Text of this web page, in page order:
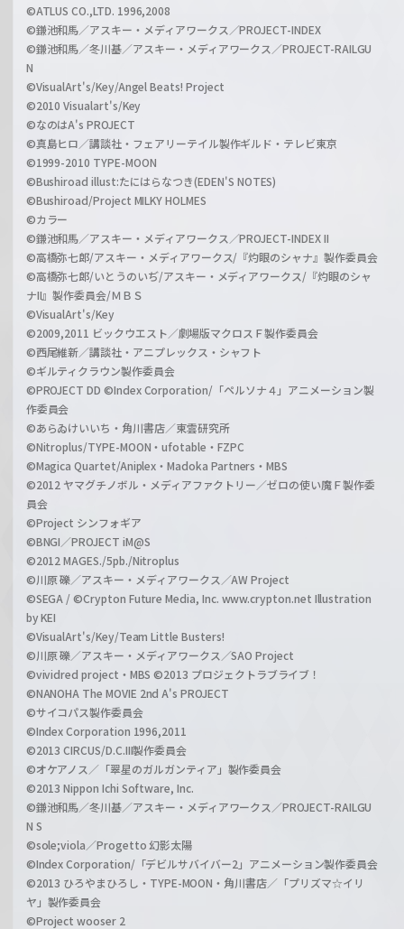
©ATLUS CO.,LTD. 1996,2008
©鎌池和馬／アスキー・メディアワークス／PROJECT-INDEX
©鎌池和馬／冬川基／アスキー・メディアワークス／PROJECT-RAILGU
N
©VisualArt's/Key/Angel Beats! Project
©2010 Visualart's/Key
©なのはA's PROJECT
©真島ヒロ／講談社・フェアリーテイル製作ギルド・テレビ東京
©1999-2010 TYPE-MOON
©Bushiroad illust:たにはらなつき(EDEN'S NOTES)
©Bushiroad/Project MILKY HOLMES
©カラー
©鎌池和馬／アスキー・メディアワークス／PROJECT-INDEX II
©高橋弥七郎/アスキー・メディアワークス/『灼眼のシャナ』製作委員会
©高橋弥七郎/いとうのいぢ/アスキー・メディアワークス/『灼眼のシャ
ナII』製作委員会/ＭＢＳ
©VisualArt's/Key
©2009,2011 ビックウエスト／劇場版マクロスＦ製作委員会
©西尾維新／講談社・アニプレックス・シャフト
©ギルティクラウン製作委員会
©PROJECT DD ©Index Corporation/「ペルソナ４」アニメーション製
作委員会
©あらゐけいいち・角川書店／東雲研究所
©Nitroplus/TYPE-MOON・ufotable・FZPC
©Magica Quartet/Aniplex・Madoka Partners・MBS
©2012 ヤマグチノボル・メディアファクトリー／ゼロの使い魔Ｆ製作委
員会
©Project シンフォギア
©BNGI／PROJECT iM@S
©2012 MAGES./5pb./Nitroplus
©川原 礫／アスキー・メディアワークス／AW Project
©SEGA / ©Crypton Future Media, Inc. www.crypton.net Illustration
by KEI
©VisualArt's/Key/Team Little Busters!
©川原 礫／アスキー・メディアワークス／SAO Project
©vividred project・MBS ©2013 プロジェクトラブライブ！
©NANOHA The MOVIE 2nd A's PROJECT
©サイコパス製作委員会
©Index Corporation 1996,2011
©2013 CIRCUS/D.C.III製作委員会
©オケアノス／「翠星のガルガンティア」製作委員会
©2013 Nippon Ichi Software, Inc.
©鎌池和馬／冬川基／アスキー・メディアワークス／PROJECT-RAILGU
N S
©sole;viola／Progetto 幻影太陽
©Index Corporation/「デビルサバイバー2」アニメーション製作委員会
©2013 ひろやまひろし・TYPE-MOON・角川書店／「プリズマ☆イリ
ヤ」製作委員会
©Project wooser 2